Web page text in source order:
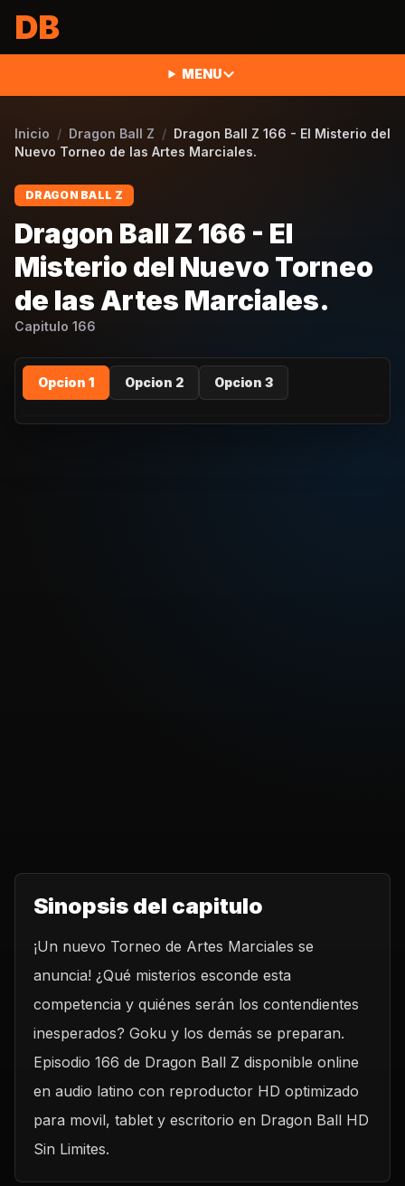
DB
MENU
Inicio / Dragon Ball Z / Dragon Ball Z 166 - El Misterio del
Nuevo Torneo de las Artes Marciales.
DRAGON BALL Z
Dragon Ball Z 166 - El
Misterio del Nuevo Torneo
de las Artes Marciales.
Capitulo 166
Opcion 1 Opcion 2 Opcion 3
Sinopsis del capitulo
¡Un nuevo Torneo de Artes Marciales se
anuncia! ¿Qué misterios esconde esta
competencia y quiénes serán los contendientes
inesperados? Goku y los demás se preparan.
Episodio 166 de Dragon Ball Z disponible online
en audio latino con reproductor HD optimizado
para movil, tablet y escritorio en Dragon Ball HD
Sin Limites.